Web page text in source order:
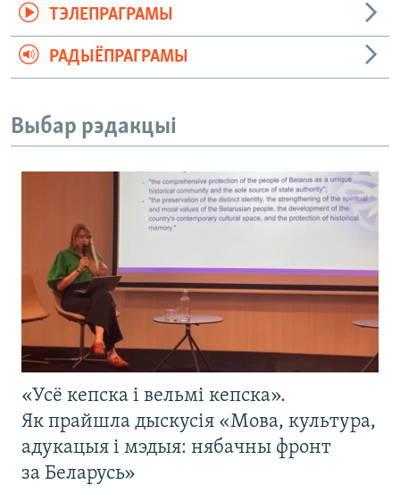
ТЭЛЕПРАГРАМЫ
РАДЫЁПРАГРАМЫ
Выбар рэдакцыі
«Усё кепска і вельмі кепска».
Як прайшла дыскусія «Мова, культура,
адукацыя і мэдыя: нябачны фронт
за Беларусь»